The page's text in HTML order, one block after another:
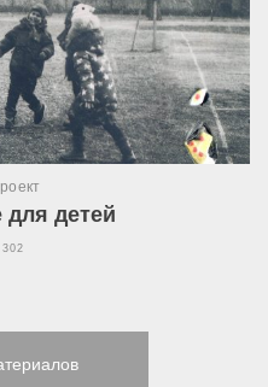
для детей
302